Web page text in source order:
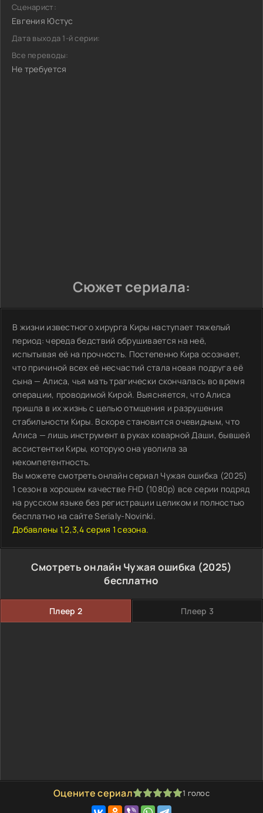
Сценарист:
Евгения Юстус
Дата выхода 1-й серии:
Все переводы:
Не требуется
Сюжет сериала:
В жизни известного хирурга Киры наступает тяжелый
период: череда бедствий обрушивается на неё,
испытывая её на прочность. Постепенно Кира осознает,
что причиной всех её несчастий стала новая подруга её
сына — Алиса, чья мать трагически скончалась во время
операции, проводимой Кирой. Выясняется, что Алиса
пришла в их жизнь с целью отмщения и разрушения
стабильности Киры. Вскоре становится очевидным, что
Алиса — лишь инструмент в руках коварной Даши, бывшей
ассистентки Киры, которую она уволила за
некомпетентность.
Вы можете смотреть онлайн сериал Чужая ошибка (2025)
1 сезон в хорошем качестве FHD (1080p) все серии подряд
на русском языке без регистрации целиком и полностью
бесплатно на сайте Serialy-Novinki.
Добавлены 1,2,3,4 серия 1 сезона.
Смотреть онлайн Чужая ошибка (2025)
бесплатно
Плеер 2 Плеер 3
Оцените сериал
1 2 3 4 5 1 голос